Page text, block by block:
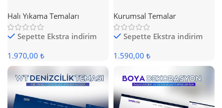
Halı Yıkama Temaları
Sepette Ekstra indirim
1.970,00 ₺
Kurumsal Temalar
Sepette Ekstra indirim
1.590,00 ₺